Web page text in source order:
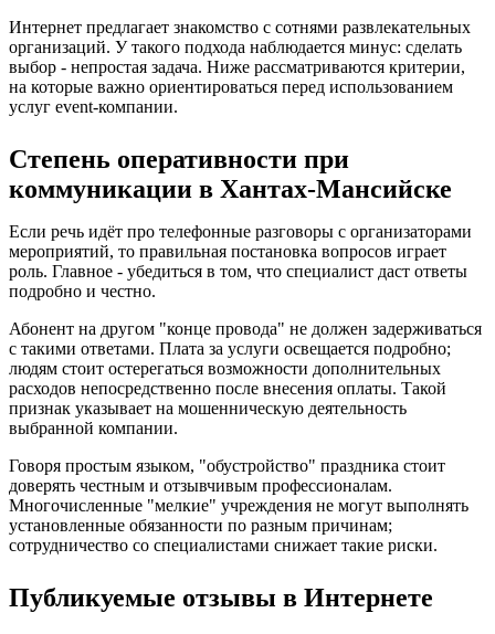
Интернет предлагает знакомство с сотнями развлекательных
организаций. У такого подхода наблюдается минус: сделать
выбор - непростая задача. Ниже рассматриваются критерии,
на которые важно ориентироваться перед использованием
услуг event-компании.
Степень оперативности при
коммуникации в Хантах-Мансийске
Если речь идёт про телефонные разговоры с организаторами
мероприятий, то правильная постановка вопросов играет
роль. Главное - убедиться в том, что специалист даст ответы
подробно и честно.
Абонент на другом "конце провода" не должен задерживаться
с такими ответами. Плата за услуги освещается подробно;
людям стоит остерегаться возможности дополнительных
расходов непосредственно после внесения оплаты. Такой
признак указывает на мошенническую деятельность
выбранной компании.
Говоря простым языком, "обустройство" праздника стоит
доверять честным и отзывчивым профессионалам.
Многочисленные "мелкие" учреждения не могут выполнять
установленные обязанности по разным причинам;
сотрудничество со специалистами снижает такие риски.
Публикуемые отзывы в Интернете